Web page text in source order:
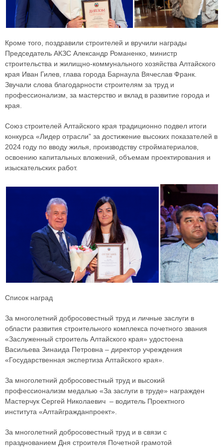
Кроме того, поздравили строителей и вручили награды
Председатель АКЗС Александр Романенко, министр
строительства и жилищно-коммунального хозяйства Алтайского
края Иван Гилев, глава города Барнаула Вячеслав Франк.
Звучали слова благодарности строителям за труд и
профессионализм, за мастерство и вклад в развитие города и
края.
Союз строителей Алтайского края традиционно подвел итоги
конкурса «Лидер отрасли” за достижение высоких показателей в
2024 году по вводу жилья, производству стройматериалов,
освоению капитальных вложений, объемам проектирования и
изыскательских работ.
Список наград
За многолетний добросовестный труд и личные заслуги в
области развития строительного комплекса почетного звания
«Заслуженный строитель Алтайского края» удостоена
Васильева Зинаида Петровна – директор учреждения
«Государственная экспертиза Алтайского края».
За многолетний добросовестный труд и высокий
профессионализм медалью «За заслуги в труде» награжден
Мастерчук Сергей Николаевич – водитель Проектного
института «Алтайгражданпроект».
За многолетний добросовестный труд и в связи с
празднованием Дня строителя Почетной грамотой